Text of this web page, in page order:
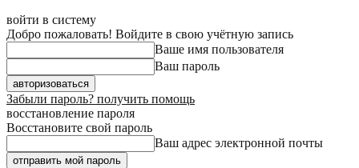
войти в систему
Добро пожаловать! Войдите в свою учётную запись
Ваше имя пользователя
Ваш пароль
Забыли пароль? получить помощь
восстановление пароля
Восстановите свой пароль
Ваш адрес электронной почты